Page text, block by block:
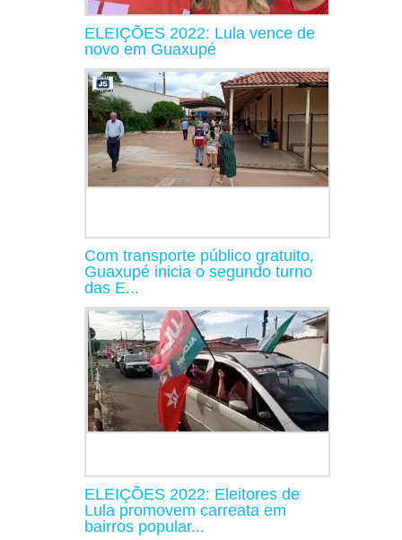
ELEIÇÕES 2022: Lula vence de
novo em Guaxupé
Com transporte público gratuito,
Guaxupé inicia o segundo turno
das E...
ELEIÇÕES 2022: Eleitores de
Lula promovem carreata em
bairros popular...